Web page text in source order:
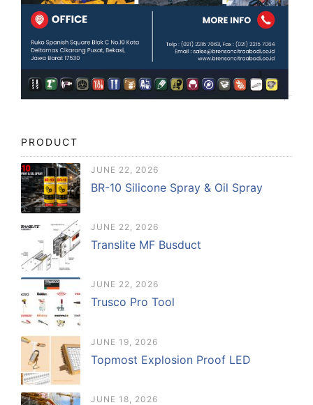
PRODUCT
JUNE 22, 2026
BR-10 Silicone Spray & Oil Spray
JUNE 22, 2026
Translite MF Busduct
JUNE 22, 2026
Trusco Pro Tool
JUNE 19, 2026
Topmost Explosion Proof LED
JUNE 18, 2026